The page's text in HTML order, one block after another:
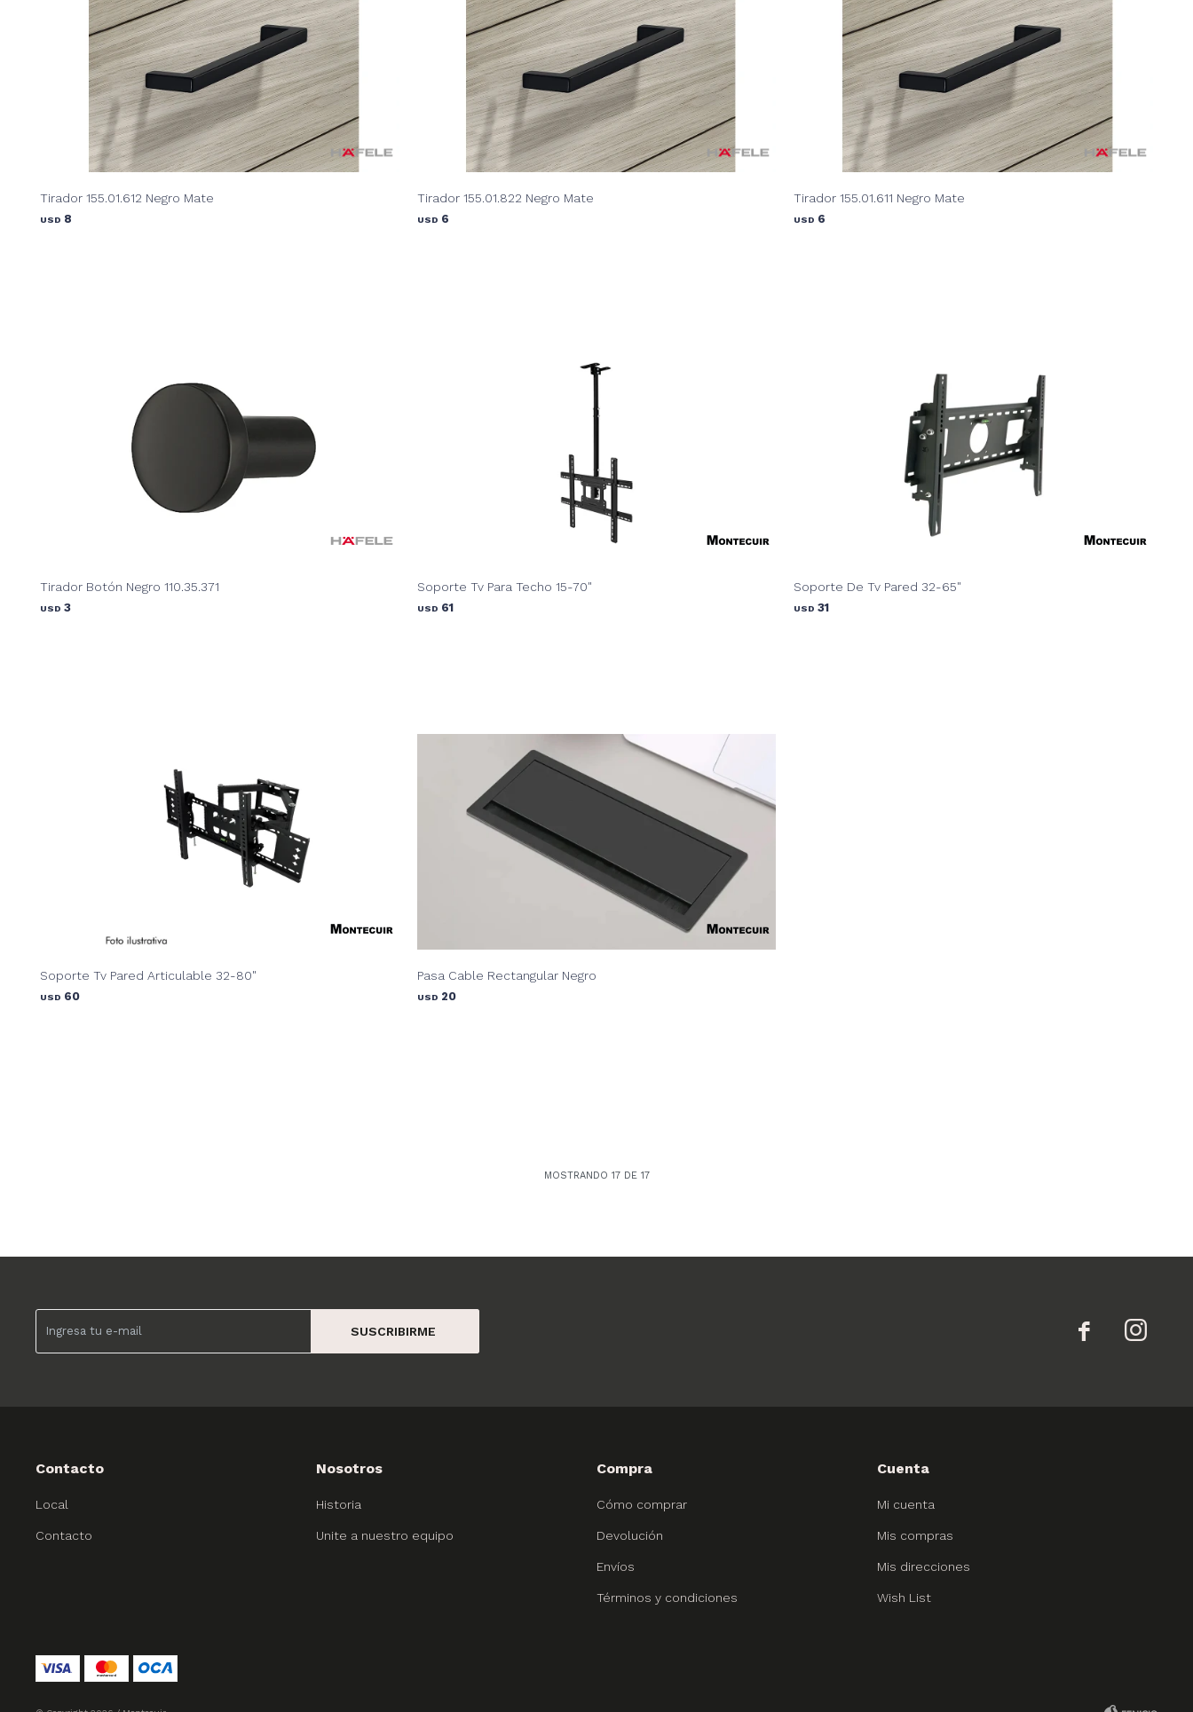
Tirador 155.01.612 Negro Mate
USD 8
Tirador 155.01.822 Negro Mate
USD 6
Tirador 155.01.611 Negro Mate
USD 6
Tirador Botón Negro 110.35.371
USD 3
Soporte Tv Para Techo 15-70"
USD 61
Soporte De Tv Pared 32-65"
USD 31
Soporte Tv Pared Articulable 32-80"
USD 60
Pasa Cable Rectangular Negro
USD 20
MOSTRANDO 17DE 17
SUSCRIBIRME  
Contacto
Local
Contacto
Nosotros
Historia
Unite a nuestro equipo
Compra
Cómo comprar
Devolución
Envíos
Términos y condiciones
Cuenta
Mi cuenta
Mis compras
Mis direcciones
Wish List